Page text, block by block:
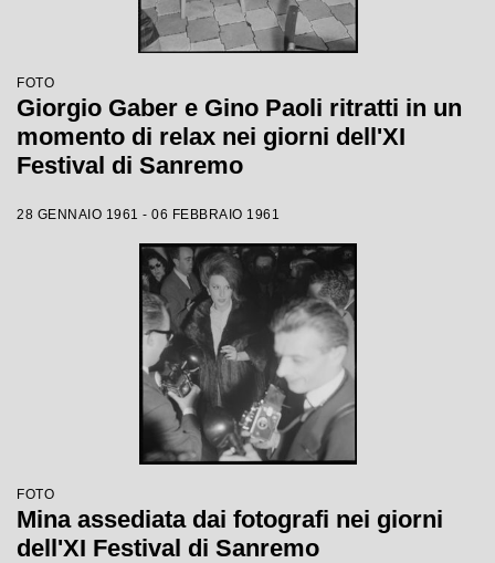
FOTO
Giorgio Gaber e Gino Paoli ritratti in un
momento di relax nei giorni dell'XI
Festival di Sanremo
28 GENNAIO 1961 - 06 FEBBRAIO 1961
FOTO
Mina assediata dai fotografi nei giorni
dell'XI Festival di Sanremo